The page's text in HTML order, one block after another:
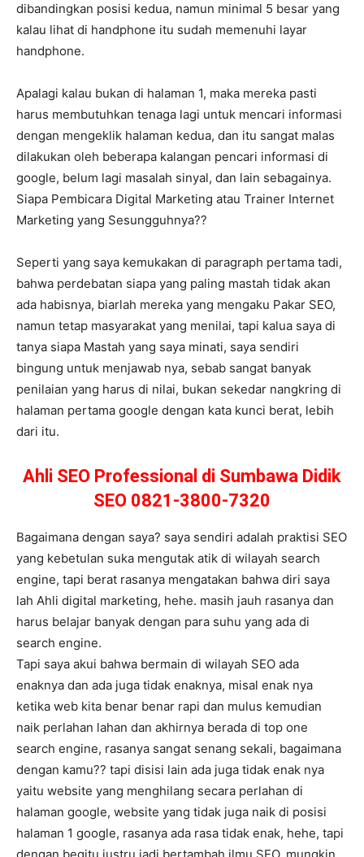
dibandingkan posisi kedua, namun minimal 5 besar yang
kalau lihat di handphone itu sudah memenuhi layar
handphone.
Apalagi kalau bukan di halaman 1, maka mereka pasti
harus membutuhkan tenaga lagi untuk mencari informasi
dengan mengeklik halaman kedua, dan itu sangat malas
dilakukan oleh beberapa kalangan pencari informasi di
google, belum lagi masalah sinyal, dan lain sebagainya.
Siapa Pembicara Digital Marketing atau Trainer Internet
Marketing yang Sesungguhnya??
Seperti yang saya kemukakan di paragraph pertama tadi,
bahwa perdebatan siapa yang paling mastah tidak akan
ada habisnya, biarlah mereka yang mengaku Pakar SEO,
namun tetap masyarakat yang menilai, tapi kalua saya di
tanya siapa Mastah yang saya minati, saya sendiri
bingung untuk menjawab nya, sebab sangat banyak
penilaian yang harus di nilai, bukan sekedar nangkring di
halaman pertama google dengan kata kunci berat, lebih
dari itu.
Ahli SEO Professional di Sumbawa Didik
SEO 0821-3800-7320
Bagaimana dengan saya? saya sendiri adalah praktisi SEO
yang kebetulan suka mengutak atik di wilayah search
engine, tapi berat rasanya mengatakan bahwa diri saya
lah Ahli digital marketing, hehe. masih jauh rasanya dan
harus belajar banyak dengan para suhu yang ada di
search engine.
Tapi saya akui bahwa bermain di wilayah SEO ada
enaknya dan ada juga tidak enaknya, misal enak nya
ketika web kita benar benar rapi dan mulus kemudian
naik perlahan lahan dan akhirnya berada di top one
search engine, rasanya sangat senang sekali, bagaimana
dengan kamu?? tapi disisi lain ada juga tidak enak nya
yaitu website yang menghilang secara perlahan di
halaman google, website yang tidak juga naik di posisi
halaman 1 google, rasanya ada rasa tidak enak, hehe, tapi